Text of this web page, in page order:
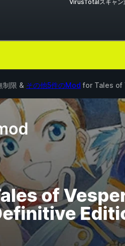
VirusTotalスキャン
制限 & その他5件のMod for Tales of